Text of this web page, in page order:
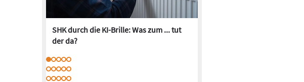
SHK durch die KI-Brille: Was zum ... tut
der da?